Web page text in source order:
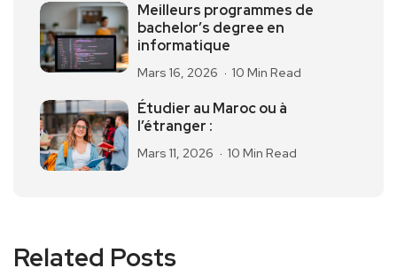
Meilleurs programmes de
bachelor’s degree en
informatique
Mars 16, 2026 10 Min Read
Étudier au Maroc ou à
l’étranger :
Mars 11, 2026 10 Min Read
Related Posts